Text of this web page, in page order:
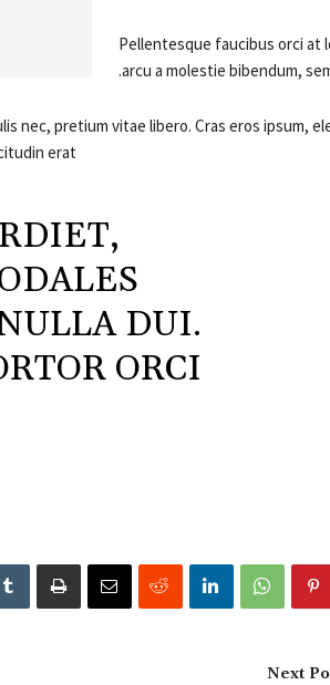
Pellentesque faucibus orci at
arcu a molestie bibendum,
nec, pretium vitae libero. Cras eros ipsum,
erat.
DUI.
ORCI.
Next